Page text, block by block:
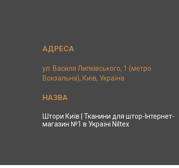
ул. Василя Липківського, 1 (метро
Вокзальна), Київ, Україна
Штори Київ | Тканини для штор-Інтернет-
магазин №1 в Україні Niltex